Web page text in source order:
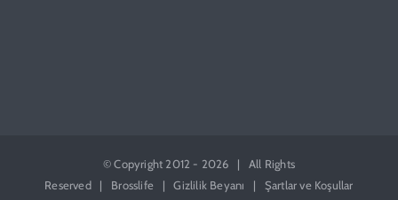
© Copyright 2012 - 2026 | All Rights
Reserved | Brosslife |Gizlilik Beyanı | Şartlar ve Koşullar